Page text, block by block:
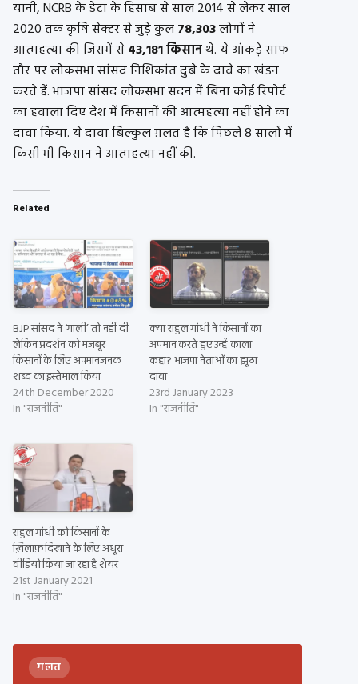
यानी, NCRB के डेटा के हिसाब से साल 2014 से लेकर साल
2020 तक कृषि सेक्टर से जुड़े कुल78,303लोगों ने
आत्महत्या की जिसमें से43,181 किसानथे. ये आंकड़े साफ
तौर पर लोकसभा सांसद निशिकांत दुबे के दावे का खंडन
करते हैं. भाजपा सांसद लोकसभा सदन में बिना कोई रिपोर्ट
का हवाला दिए देश में किसानों की आत्महत्या नहीं होने का
दावा किया. ये दावा बिल्कुल ग़लत है कि पिछले 8 सालों में
किसी भी किसान ने आत्महत्या नहीं की.
Related
BJP सांसद ने ‘गाली’ तो नहीं दी
लेकिन प्रदर्शन को मजबूर
किसानों के लिए अपमानजनक
शब्द का इस्तेमाल किया
24th December 2020
In "राजनीति"
क्या राहुल गांधी ने किसानों का
अपमान करते हुए उन्हें काला
कहा? भाजपा नेताओं का झूठा
दावा
23rd January 2023
In "राजनीति"
राहुल गांधी को किसानों के
ख़िलाफ़ दिखाने के लिए अधूरा
वीडियो किया जा रहा है शेयर
21st January 2021
In "राजनीति"
ग़लत